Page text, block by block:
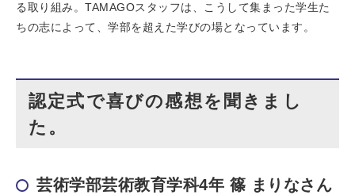
る取り組み。TAMAGOスタッフは、こうして集まった学生た
ちの志によって、学部を超えた学びの場となっています。
認定式で喜びの感想を聞きまし
た。
芸術学部芸術教育学科4年 篠 まりなさん